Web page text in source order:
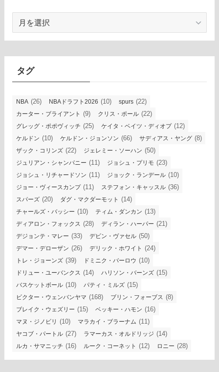
カ
タグ
NBA (26) NBAドラフト2026 (10) spurs (22)
カーター・ブライアント (9) クリス・ポール (22)
グレッグ・ポポヴィッチ (25) ケイタ・ベイツ・ディオプ(12)
ケルドン (10) ケルドン・ジョンソン (66) サディアス・ヤング (8)
ザック・コリンズ (22) ジェレミー・ソーハン (50)
ジュリアン・シャンパニー (11) ジョシュ・プリモ (23)
ジョシュ・リチャードソン (11) ジョック・ランデール (10)
ジョー・ヴィースカンプ(11) ステフォン・キャッスル (36)
スパーズ (20) ダグ・マクダーモット (14)
チャールズ・バッシー (10) ティム・ダンカン (13)
ディアロン・フォックス (28) ディラン・ハーパー (21)
デジョンテ・マレー (33) デビン・ヴァセル (50)
デマー・デローザン (26) デリック・ホワイト (24)
トレ・ジョーンズ (39) ドミニク・バーロウ (10)
ドリュー・ユーバンクス (14) ハリソン・バーンズ (15)
バスケットボール (10) パティ・ミルズ (15)
ビクター・ウェンバンヤマ (168) ブリン・フォーブス (8)
ブレイク・ウェズリー (15) ベッキー・ハモン (16)
マヌ・ジノビリ (10) マラカイ・ブラーナム (11)
ヤコブ・パートル (27) ラマーカス・オルドリッジ (14)
ルカ・サマニッチ (16) ルーク・コーネット (12) ロニー (28)